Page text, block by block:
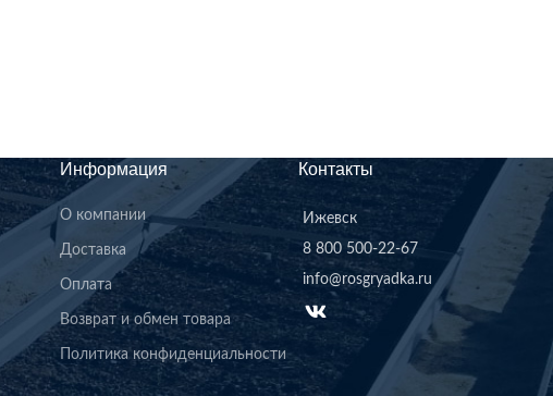
Информация
О компании
Доставка
Оплата
Возврат и обмен товара
Политика конфиденциальности
Контакты
Ижевск
8 800 500-22-67
info@rosgryadka.ru